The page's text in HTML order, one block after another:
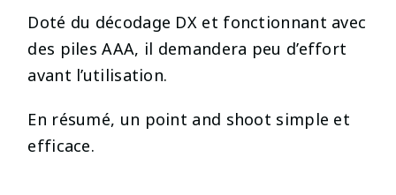
Doté du décodage DX et fonctionnant avec
des piles AAA, il demandera peu d’effort
avant l’utilisation.
En résumé, un point and shoot simple et
efficace.